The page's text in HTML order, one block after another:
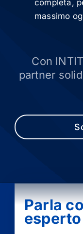
completa,
massimo
Con
partner
Parla
esperto